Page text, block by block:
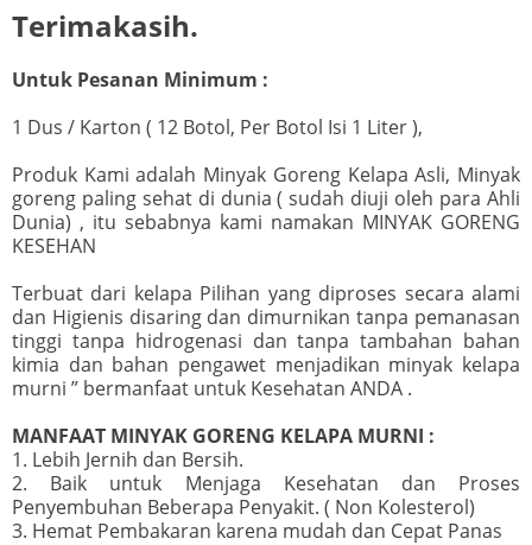
Terimakasih.
Untuk Pesanan Minimum :
1 Dus / Karton ( 12 Botol, Per Botol Isi 1 Liter ),
Produk Kami adalah Minyak Goreng Kelapa Asli, Minyak
goreng paling sehat di dunia ( sudah diuji oleh para Ahli
Dunia) , itu sebabnya kami namakan MINYAK GORENG
KESEHAN
Terbuat dari kelapa Pilihan yang diproses secara alami
dan Higienis disaring dan dimurnikan tanpa pemanasan
tinggi tanpa hidrogenasi dan tanpa tambahan bahan
kimia dan bahan pengawet menjadikan minyak kelapa
murni ” bermanfaat untuk Kesehatan ANDA .
MANFAAT MINYAK GORENG KELAPA MURNI :
1. Lebih Jernih dan Bersih.
2. Baik untuk Menjaga Kesehatan dan Proses
Penyembuhan Beberapa Penyakit. ( Non Kolesterol)
3. Hemat Pembakaran karena mudah dan Cepat Panas